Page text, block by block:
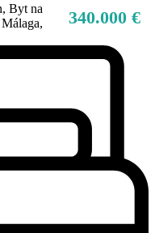
340.000 €
Byt na